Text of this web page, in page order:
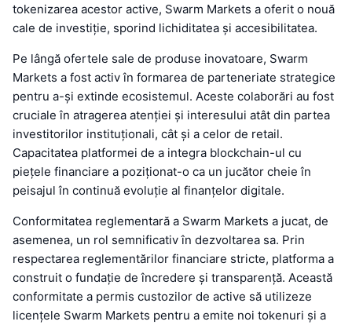
tokenizarea acestor active, Swarm Markets a oferit o nouă
cale de investiție, sporind lichiditatea și accesibilitatea.
Pe lângă ofertele sale de produse inovatoare, Swarm
Markets a fost activ în formarea de parteneriate strategice
pentru a-și extinde ecosistemul. Aceste colaborări au fost
cruciale în atragerea atenției și interesului atât din partea
investitorilor instituționali, cât și a celor de retail.
Capacitatea platformei de a integra blockchain-ul cu
piețele financiare a poziționat-o ca un jucător cheie în
peisajul în continuă evoluție al finanțelor digitale.
Conformitatea reglementară a Swarm Markets a jucat, de
asemenea, un rol semnificativ în dezvoltarea sa. Prin
respectarea reglementărilor financiare stricte, platforma a
construit o fundație de încredere și transparență. Această
conformitate a permis custozilor de active să utilizeze
licențele Swarm Markets pentru a emite noi tokenuri și a